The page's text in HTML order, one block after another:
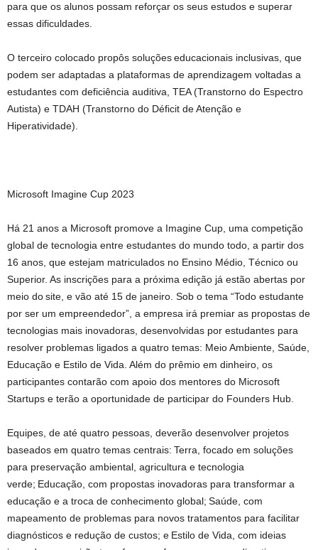
para que os alunos possam reforçar os seus estudos e superar
essas dificuldades.
O terceiro colocado propôs soluções educacionais inclusivas, que
podem ser adaptadas a plataformas de aprendizagem voltadas a
estudantes com deficiência auditiva, TEA (Transtorno do Espectro
Autista) e TDAH (Transtorno do Déficit de Atenção e
Hiperatividade).
Microsoft Imagine Cup 2023
Há 21 anos a Microsoft promove a Imagine Cup, uma competição
global de tecnologia entre estudantes do mundo todo, a partir dos
16 anos, que estejam matriculados no Ensino Médio, Técnico ou
Superior. As inscrições para a próxima edição já estão abertas por
meio do site, e vão até 15 de janeiro. Sob o tema “Todo estudante
por ser um empreendedor”, a empresa irá premiar as propostas de
tecnologias mais inovadoras, desenvolvidas por estudantes para
resolver problemas ligados a quatro temas: Meio Ambiente, Saúde,
Educação e Estilo de Vida. Além do prêmio em dinheiro, os
participantes contarão com apoio dos mentores do Microsoft
Startups e terão a oportunidade de participar do Founders Hub.
Equipes, de até quatro pessoas, deverão desenvolver projetos
baseados em quatro temas centrais: Terra, focado em soluções
para preservação ambiental, agricultura e tecnologia
verde; Educação, com propostas inovadoras para transformar a
educação e a troca de conhecimento global; Saúde, com
mapeamento de problemas para novos tratamentos para facilitar
diagnósticos e redução de custos; e Estilo de Vida, com ideias